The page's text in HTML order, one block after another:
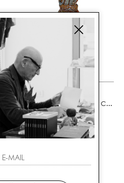
ALTEA
SCIARPA DONNA ROSSO CON STAMPA ALL OVER
€ 135.00 -30%
€ 95.00